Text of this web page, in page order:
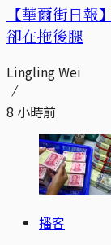
【華爾街日報
卻在拖後腿
Lingling Wei
8 小時前
播客